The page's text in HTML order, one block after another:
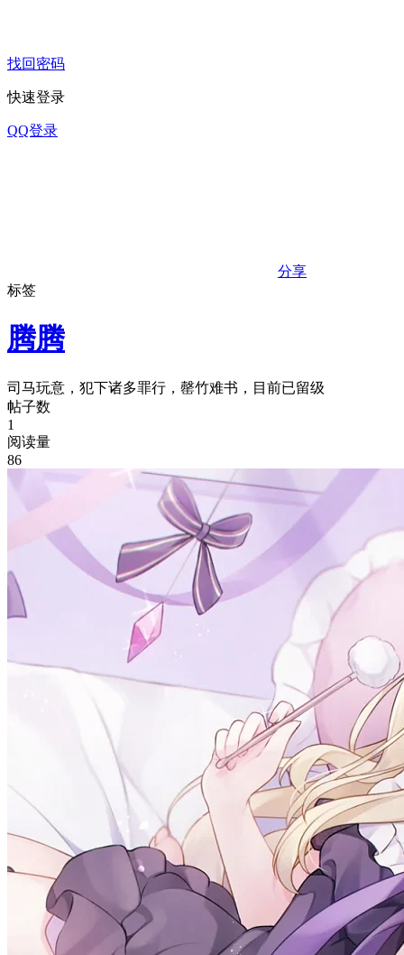
找回密码
快速登录
QQ登录
分享
标签
腾腾
司马玩意，犯下诸多罪行，罄竹难书，目前已留级
帖子数
1
阅读量
86